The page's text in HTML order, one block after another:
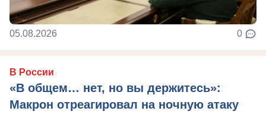
05.08.2026 0
В России
«В общем… нет, но вы держитесь»:
Макрон отреагировал на ночную атаку